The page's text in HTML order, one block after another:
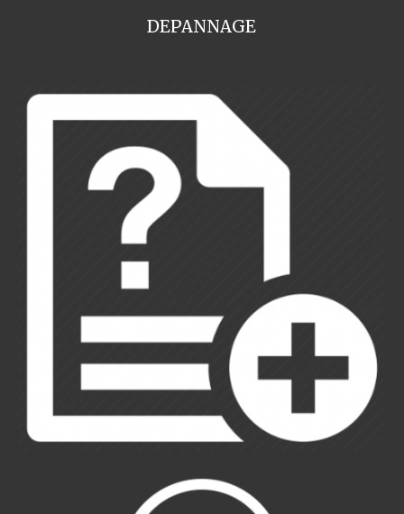
DEPANNAGE